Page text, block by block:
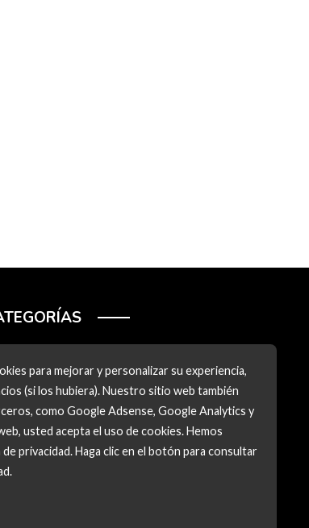
para mejorar y personalizar su experiencia,
(si los hubiera). Nuestro sitio web también
como Google Adsense, Google Analytics y
usted acepta el uso de cookies. Hemos
privacidad. Haga clic en el botón para consultar
y ocio
y negocios
social